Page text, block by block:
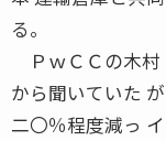
る。
ＰｗＣＣの木村
から聞いていた
二〇％程度減っ